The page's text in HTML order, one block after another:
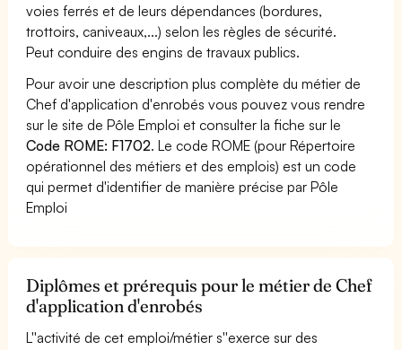
voies ferrés et de leurs dépendances (bordures,
trottoirs, caniveaux,...) selon les règles de sécurité.
Peut conduire des engins de travaux publics.
Pour avoir une description plus complète du métier de
Chef d'application d'enrobés vous pouvez vous rendre
sur le site de Pôle Emploi et consulter la fiche sur le
Code ROME: F1702. Le code ROME (pour Répertoire
opérationnel des métiers et des emplois) est un code
qui permet d'identifier de manière précise par Pôle
Emploi
Diplômes et prérequis pour le métier de Chef
d'application d'enrobés
L''activité de cet emploi/métier s''exerce sur des